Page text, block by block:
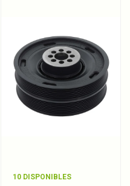
10 DISPONIBLES